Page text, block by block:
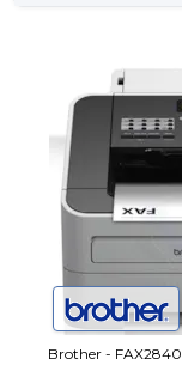
Brother - FAX2840